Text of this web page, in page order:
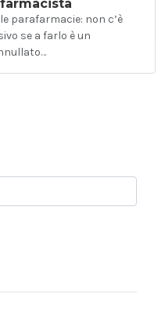
parafarmacie: non c’è
se a farlo è un